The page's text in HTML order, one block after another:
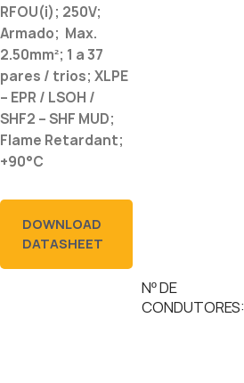
RFOU(i); 250V;
Armado; Max.
2.50mm²; 1 a 37
pares / trios; XLPE
– EPR / LSOH /
SHF2 – SHF MUD;
Flame Retardant;
+90°C
DOWNLOAD
DATASHEET
Nº DE
CONDUTORES: